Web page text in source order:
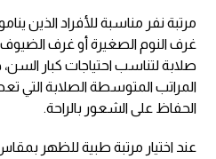
مرتبة نفر مناسبة للأفراد الذين
غرف النوم الصغيرة أو غرف
صلابة لتناسب احتياجات كبار
المراتب المتوسطة الصلابة
الحفاظ على الشعور بالراحة.
عند اختيار مرتبة طبية للظهر